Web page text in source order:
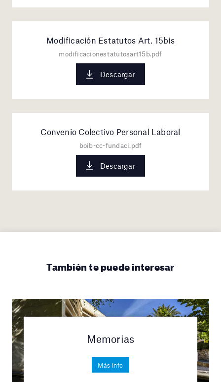
Modificación Estatutos Art. 15bis
modificacionestatutosart15b.pdf
Descargar
Convenio Colectivo Personal Laboral
boib-cc-fundaci.pdf
Descargar
También te puede interesar
Memorias
Más info